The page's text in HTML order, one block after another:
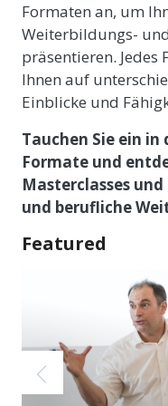
Formaten an, um
Weiterbildungs-
präsentieren.
Ihnen auf
Einblicke und
Tauchen Sie ein
Formate und
Masterclasses
und berufliche
Featured